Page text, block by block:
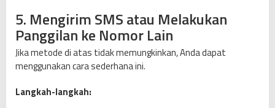
5. Mengirim SMS atau Melakukan
Panggilan ke Nomor Lain
Jika metode di atas tidak memungkinkan, Anda dapat
menggunakan cara sederhana ini.
Langkah-langkah: